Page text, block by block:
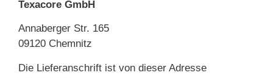
Texacore GmbH
Annaberger Str. 165
09120 Chemnitz
Die Lieferanschrift ist von dieser Adresse